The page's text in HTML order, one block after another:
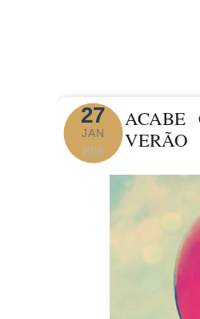
27
JAN
2016
ACABE
VERÃO